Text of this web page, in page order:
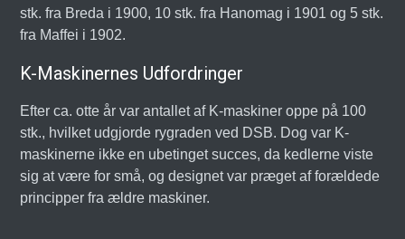
stk. fra Breda i 1900, 10 stk. fra Hanomag i 1901 og 5 stk.
fra Maffei i 1902.
K-Maskinernes Udfordringer
Efter ca. otte år var antallet af K-maskiner oppe på 100
stk., hvilket udgjorde rygraden ved DSB. Dog var K-
maskinerne ikke en ubetinget succes, da kedlerne viste
sig at være for små, og designet var præget af forældede
principper fra ældre maskiner.